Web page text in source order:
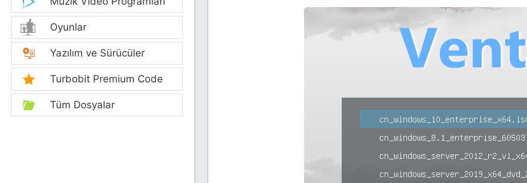
Oyunlar
Yazılım ve Sürücüler
Turbobit Premium Code
Tüm Dosyalar